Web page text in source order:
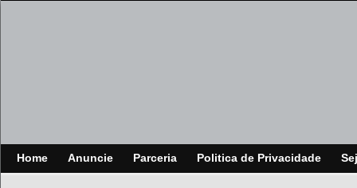
Home Anuncie Parceria Politica de Privacidade